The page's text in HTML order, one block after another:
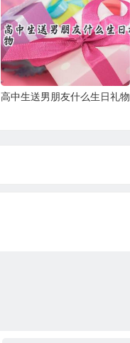
高中生送男朋友什么生日礼物